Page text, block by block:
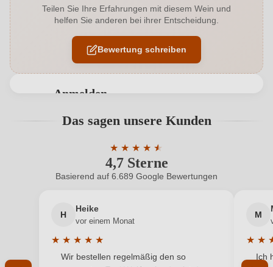
Allergene Enthält Sulfite
Ausbau Gebrauchtes Barrique
Bio-Kontrollstelle Shop
Flaschenverschluss Andere
Teilen Sie Ihre Erfahrungen mit diesem Wein und
helfen Sie anderen bei ihrer Entscheidung.
Bewertung schreiben
Anmelden
Benutzern abgegeben werden. Bitte loggen Sie sich
Neuer Kunde? Neuer Kunde?
Ihre E-Mail-Adresse
Ihr Passwort
Das sagen unsere Kunden
4,7 Sterne
★ ★ ★ ★ ★
★
Durchschnittliche Bewertung von 4.7
Basierend auf 6.689 Google Bewertungen
H
Heike
vor einem Monat
★ ★ ★ ★ ★
Durchschnittliche Bewertung von 5 von 5 Sternen
Wir bestellen regelmäßig den so
M
★ ★
Ich